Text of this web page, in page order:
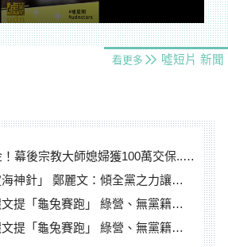
看更多 噓短片 新聞
教大師媳婦獲100萬交保...快步奔離不發一語
針」 鄭麗文：傾全黨之力讓彰化贏
龜兔賽跑」 綠營、無黨籍忙否認是烏龜
龜兔賽跑」 綠營、無黨籍忙否認是烏龜